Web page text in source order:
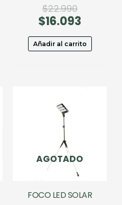
$22.990El
precio
era:
$22.990.
$16.093
actual
es:
Añadir al carrito
AGOTADO
FOCO LED SOLAR